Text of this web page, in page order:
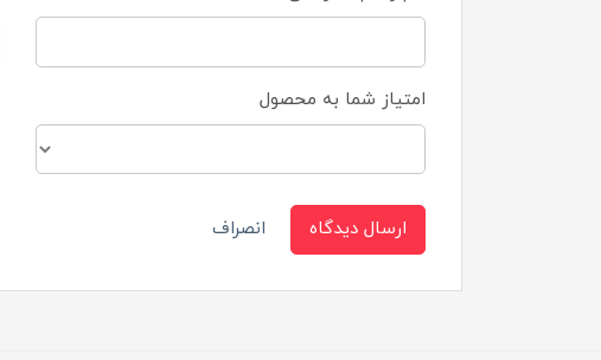
امتیاز شما به محصول
ارسال دیدگاه انصراف